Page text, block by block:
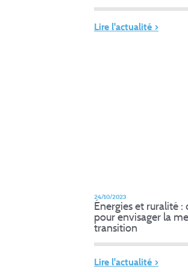
Lire l'actualité >
24/10/2023
Énergies et ruralité :
pour envisager la
transition
Lire l'actualité >